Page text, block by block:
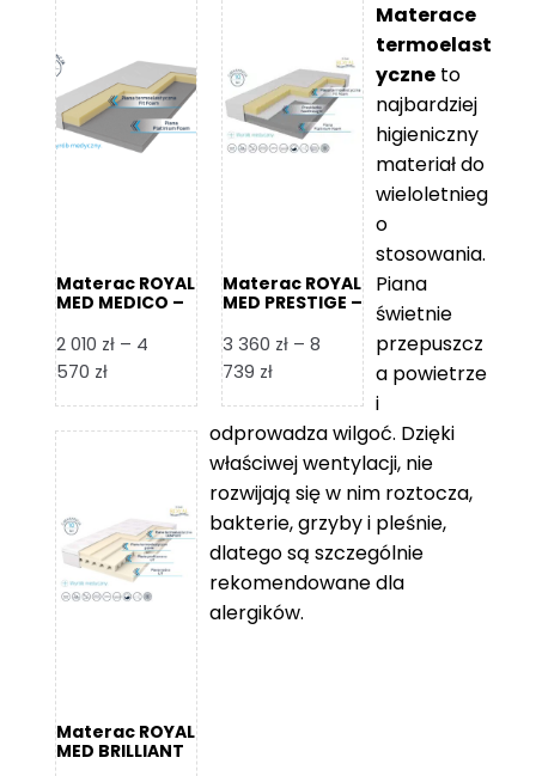
do
8
865 zł
Materac ROYAL
MED MEDICO –
2 010 zł – 4
570 złZakres
od
4
570 zł
Materac ROYAL
MED PRESTIGE –
3 360 zł – 8
739 złZakres
od
3
360 zł
do
8
739 zł
Materac ROYAL
MED BRILLIANT
Materace
termoelast
yczne to
najbardziej
higieniczny
materiał do
wieloletnieg
o
stosowania.
Piana
świetnie
przepuszcz
a powietrze
i
odprowadza wilgoć. Dzięki
właściwej wentylacji, nie
rozwijają się w nim roztocza,
bakterie, grzyby i pleśnie,
dlatego są szczególnie
rekomendowane dla
alergików.